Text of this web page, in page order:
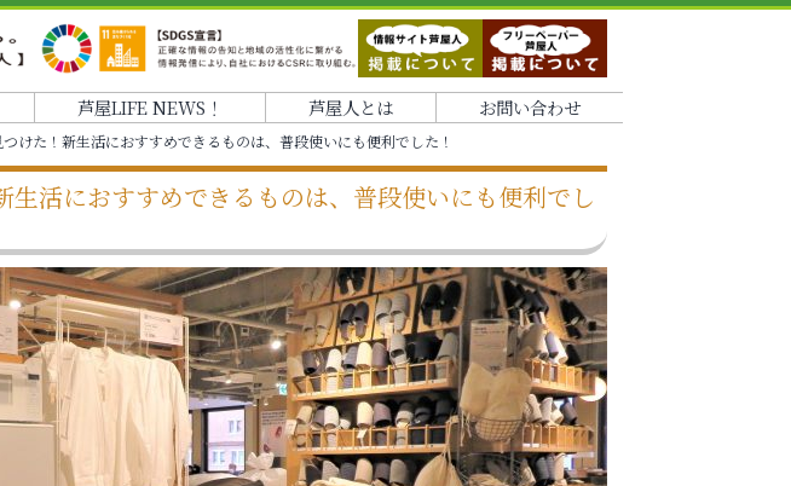
芦屋LIFE NEWS！ 芦屋人とは お問い合わせ
けた！新生活におすすめできるものは、普段使いにも便利でした！
生活におすすめできるものは、普段使いにも便利でし